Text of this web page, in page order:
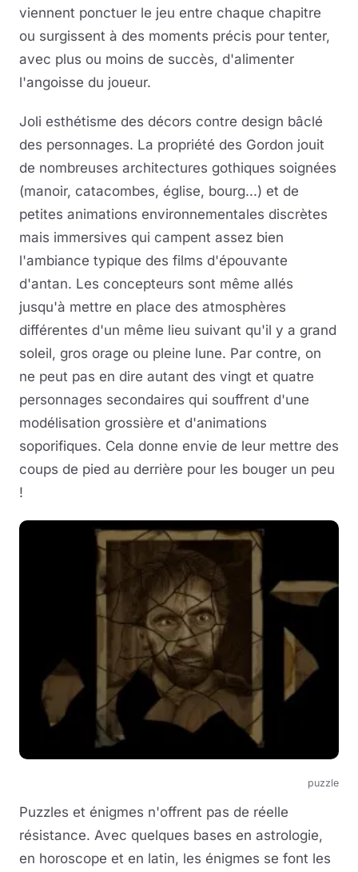
viennent ponctuer le jeu entre chaque chapitre
ou surgissent à des moments précis pour tenter,
avec plus ou moins de succès, d'alimenter
l'angoisse du joueur.
Joli esthétisme des décors contre design bâclé
des personnages. La propriété des Gordon jouit
de nombreuses architectures gothiques soignées
(manoir, catacombes, église, bourg...) et de
petites animations environnementales discrètes
mais immersives qui campent assez bien
l'ambiance typique des films d'épouvante
d'antan. Les concepteurs sont même allés
jusqu'à mettre en place des atmosphères
différentes d'un même lieu suivant qu'il y a grand
soleil, gros orage ou pleine lune. Par contre, on
ne peut pas en dire autant des vingt et quatre
personnages secondaires qui souffrent d'une
modélisation grossière et d'animations
soporifiques. Cela donne envie de leur mettre des
coups de pied au derrière pour les bouger un peu
!
puzzle
Puzzles et énigmes n'offrent pas de réelle
résistance. Avec quelques bases en astrologie,
en horoscope et en latin, les énigmes se font les